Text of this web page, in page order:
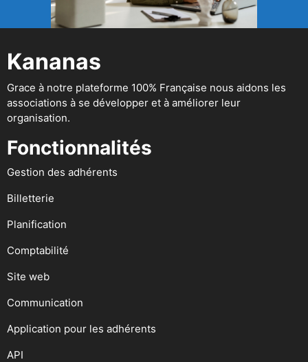
Kananas
Grace à notre plateforme 100% Française nous aidons les
associations à se développer et à améliorer leur
organisation.
Fonctionnalités
Gestion des adhérents
Billetterie
Planification
Comptabilité
Site web
Communication
Application pour les adhérents
API